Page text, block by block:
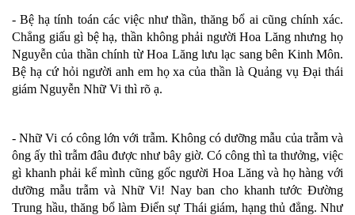
- Bệ hạ tính toán các việc như thần, thăng bổ ai cũng chính xác.
Chẳng giấu gì bệ hạ, thần không phải người Hoa Lăng nhưng họ
Nguyễn của thần chính từ Hoa Lăng lưu lạc sang bên Kinh Môn.
Bệ hạ cứ hỏi người anh em họ xa của thần là Quảng vụ Đại thái
giám Nguyễn Nhữ Vi thì rõ ạ.
- Nhữ Vi có công lớn với trẫm. Không có dưỡng mẫu của trẫm và
ông ấy thì trẫm đâu được như bây giờ. Có công thì ta thưởng, việc
gì khanh phải kể mình cũng gốc người Hoa Lăng và họ hàng với
dưỡng mẫu trẫm và Nhữ Vi! Nay ban cho khanh tước Đường
Trung hầu, thăng bổ làm Điển sự Thái giám, hạng thủ đẳng. Như